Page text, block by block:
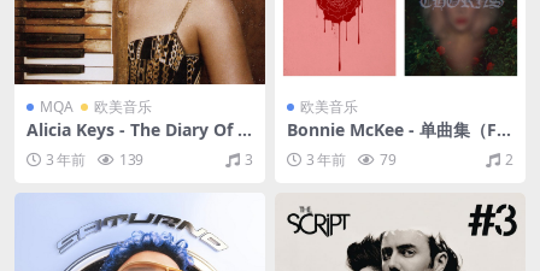
MQA 欧美音乐
Alicia Keys - The Diary Of A
licia Keys（2003/FLAC/分
轨/356M）(MQA/16bit/44.1
kHz)
3 年前 139 3
欧美音乐
Bonnie McKee - 单曲集（FL
AC/341M）
3 年前 79 2